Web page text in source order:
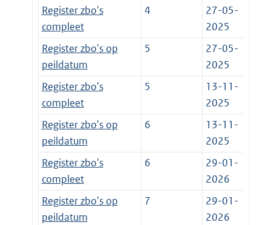
Register zbo's
compleet
4
27-05-
2025
Register zbo's op
peildatum
5
27-05-
2025
Register zbo's
compleet
5
13-11-
2025
Register zbo's op
peildatum
6
13-11-
2025
Register zbo's
compleet
6
29-01-
2026
Register zbo's op
peildatum
7
29-01-
2026